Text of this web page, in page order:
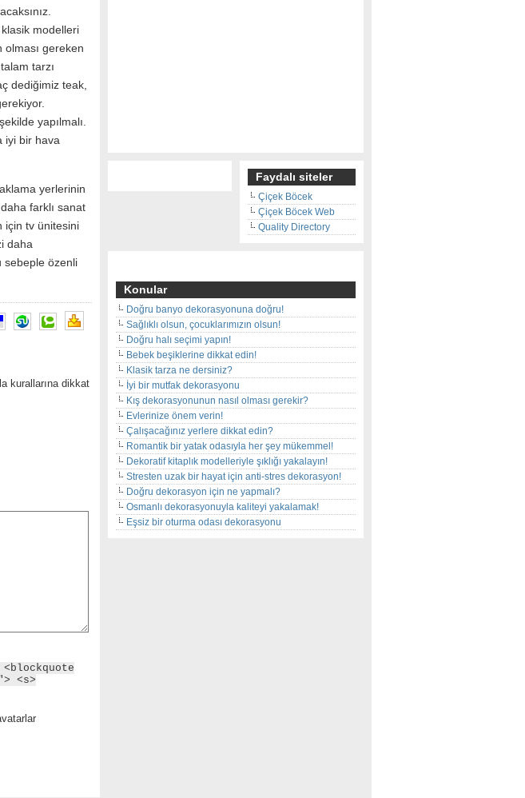
modelleri
gereken
tarzı
dediğimiz teak,
yapılmalı.
iyi bir hava
yerlerinin
farklı sanat
için tv ünitesini
daha
sebeple özenli
kurallarına dikkat
<s>
Faydalı siteler
Çiçek Böcek
Çiçek Böcek Web
Quality Directory
Konular
Doğru banyo dekorasyonuna doğru!
Sağlıklı olsun, çocuklarımızın olsun!
Doğru halı seçimi yapın!
Bebek beşiklerine dikkat edin!
Klasik tarza ne dersiniz?
İyi bir mutfak dekorasyonu
Kış dekorasyonunun nasıl olması gerekir?
Evlerinize önem verin!
Çalışacağınız yerlere dikkat edin?
Romantik bir yatak odasıyla her şey mükemmel!
Dekoratif kitaplık modelleriyle şıklığı yakalayın!
Stresten uzak bir hayat için anti-stres dekorasyon!
Doğru dekorasyon için ne yapmalı?
Osmanlı dekorasyonuyla kaliteyi yakalamak!
Eşsiz bir oturma odası dekorasyonu